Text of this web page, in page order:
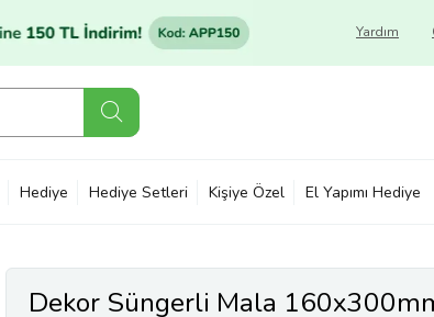
Yardım
Hediye Hediye Setleri Kişiye Özel El Yapımı Hediye
Dekor Süngerli Mala